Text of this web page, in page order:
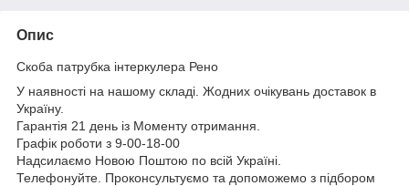
Опис
Скоба патрубка інтеркулера Рено
У наявності на нашому складі. Жодних очікувань доставок в
Україну.
Гарантія 21 день із Моменту отримання.
Графік роботи з 9-00-18-00
Надсилаємо Новою Поштою по всій Україні.
Телефонуйте. Проконсультуємо та допоможемо з підбором